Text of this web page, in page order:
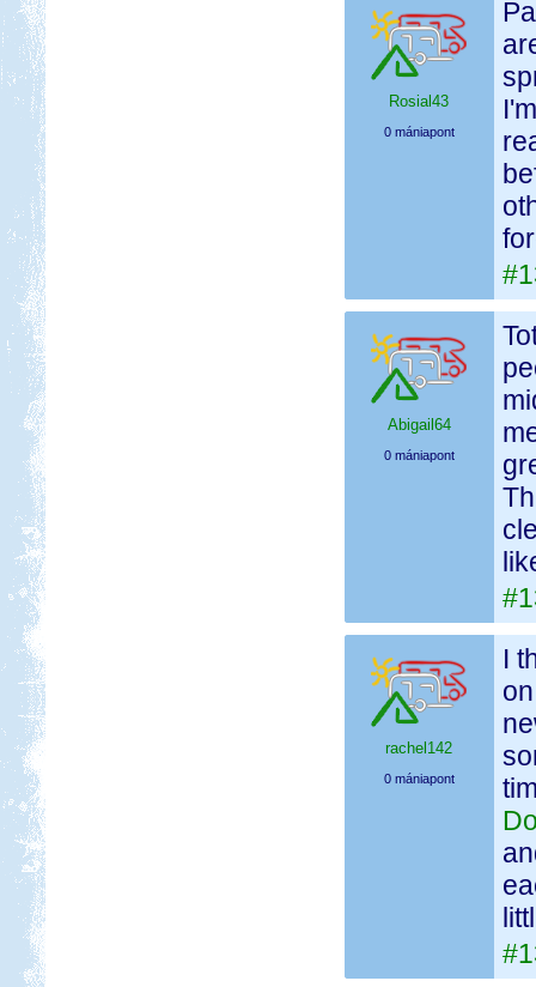
Rosial43
0 mániapont
Abigail64
0 mániapont
rachel142
0 mániapont
I